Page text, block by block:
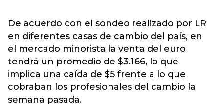
De acuerdo con el sondeo realizado por LR
en diferentes casas de cambio del país, en
el mercado minorista la venta del euro
tendrá un promedio de $3.166, lo que
implica una caída de $5 frente a lo que
cobraban los profesionales del cambio la
semana pasada.